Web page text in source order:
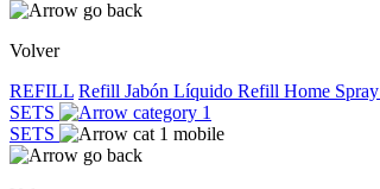
Volver
REFILL Refill Jabón Líquido Refill Home Spray
SETS
SETS